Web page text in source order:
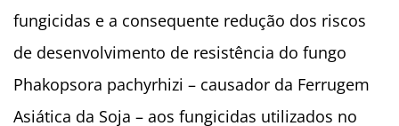
fungicidas e a consequente redução dos riscos
de desenvolvimento de resistência do fungo
Phakopsora pachyrhizi – causador da Ferrugem
Asiática da Soja – aos fungicidas utilizados no